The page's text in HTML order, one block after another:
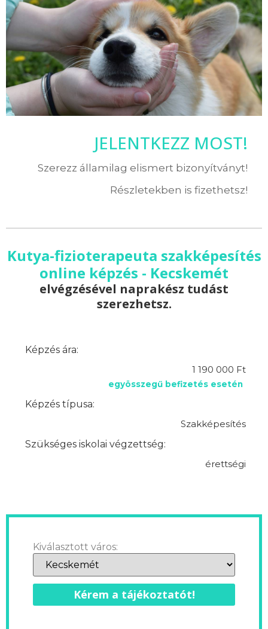
JELENTKEZZ MOST!
Szerezz államilag elismert bizonyítványt!
Részletekben is fizethetsz!
Kutya-fizioterapeuta szakképesítés
online képzés - Kecskemét
elvégzésével naprakész tudást
szerezhetsz.
Képzés ára:
1 190 000 Ft
egyösszegű befizetés esetén
Képzés típusa:
Szakképesítés
Szükséges iskolai végzettség:
érettségi
Kiválasztott város:
Kérem a tájékoztatót!